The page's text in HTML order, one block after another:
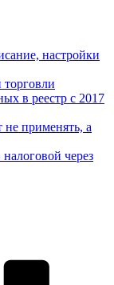
настройки
в реестр с 2017
применять, а
через